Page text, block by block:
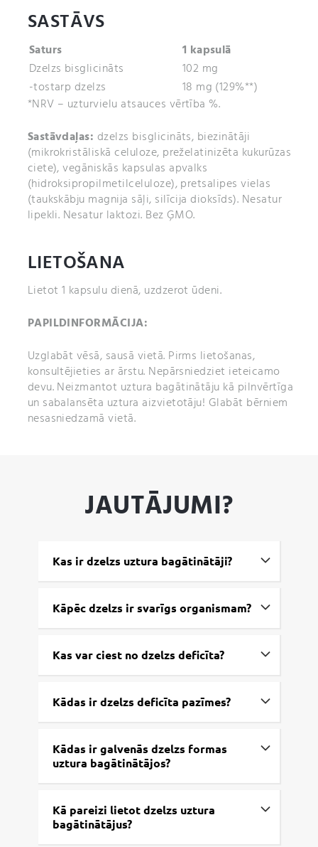
SASTĀVS
Saturs
1 kapsulā
Dzelzs bisglicināts
102 mg
-tostarp dzelzs
18 mg (129%**)
*NRV – uzturvielu atsauces vērtība %.
Sastāvdaļas: dzelzs bisglicināts, biezinātāji
(mikrokristāliskā celuloze, preželatinizēta kukurūzas
ciete), vegāniskās kapsulas apvalks
(hidroksipropilmetilceluloze), pretsalipes vielas
(taukskābju magnija sāļi, silīcija dioksīds). Nesatur
lipekli. Nesatur laktozi. Bez ĢMO.
LIETOŠANA
Lietot 1 kapsulu dienā, uzdzerot ūdeni.
PAPILDINFORMĀCIJA:
Uzglabāt vēsā, sausā vietā. Pirms lietošanas,
konsultējieties ar ārstu. Nepārsniedziet ieteicamo
devu. Neizmantot uztura bagātinātāju kā pilnvērtīga
un sabalansēta uztura aizvietotāju! Glabāt bērniem
nesasniedzamā vietā.
JAUTĀJUMI?
Kas ir dzelzs uztura bagātinātāji?
Kāpēc dzelzs ir svarīgs organismam?
Kas var ciest no dzelzs deficīta?
Kādas ir dzelzs deficīta pazīmes?
Kādas ir galvenās dzelzs formas
uztura bagātinātājos?
Kā pareizi lietot dzelzs uztura
bagātinātājus?